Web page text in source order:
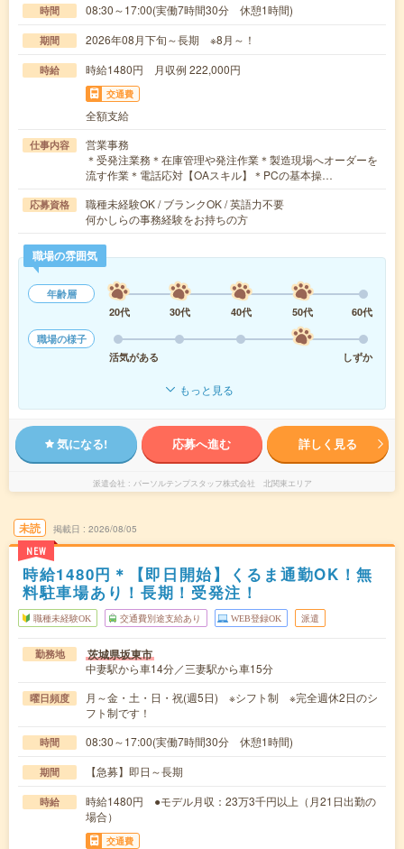
時間 08:30～17:00(実働7時間30分 休憩1時間)
期間 2026年08月下旬～長期 ※8月～！
時給 時給1480円 月収例 222,000円
交通費
全額支給
仕事内容
営業事務
＊受発注業務＊在庫管理や発注作業＊製造現場へオーダーを
流す作業＊電話応対【OAスキル】＊PCの基本操…
応募資格
職種未経験OK / ブランクOK / 英語力不要
何かしらの事務経験をお持ちの方
職場の雰囲気
年齢層
20代
30代 40代 50代
60代
職場の様子
活気がある
しずか
もっと見る
気になる! 応募へ進む 詳しく見る
派遣会社 パーソルテンプスタッフ株式会社 北関東エリア
未読
NEW
掲載日 2026/08/05
時給1480円＊【即日開始】くるま通勤OK！無
料駐車場あり！長期！受発注！
職種未経験OK 交通費別途支給あり WEB登録OK 派遣
勤務地 茨城県坂東市
中妻駅から車14分／三妻駅から車15分
曜日頻度
月～金・土・日・祝(週5日) ※シフト制 ※完全週休2日のシ
フト制です！
時間 08:30～17:00(実働7時間30分 休憩1時間)
期間 【急募】即日～長期
時給
時給1480円 ●モデル月収：23万3千円以上（月21日出勤の
場合）
交通費